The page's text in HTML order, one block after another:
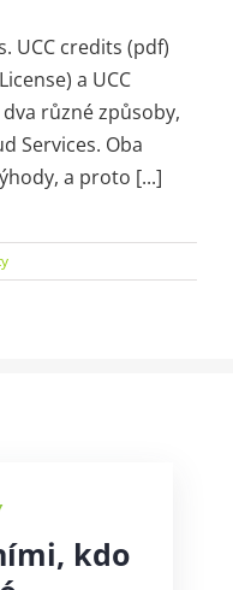
UCC credits (pdf)
a UCC
různé způsoby,
Services. Oba
a proto [...]
kdo